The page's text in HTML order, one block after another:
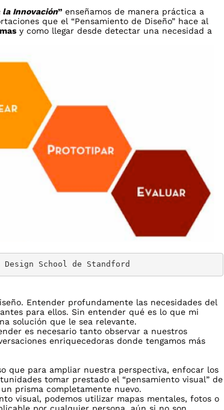
la Innovación” enseñamos de manera práctica a
que el “Pensamiento de Diseño” hace al
y como llegar desde detectar una necesidad a
School de Standford
Entender profundamente las necesidades del
para ellos. Sin entender qué es lo que mi
solución que le sea relevante.
es necesario tanto observar a nuestros
enriquecedoras donde tengamos más
que para ampliar nuestra perspectiva, enfocar los
tomar prestado el “pensamiento visual” de
prisma completamente nuevo.
visual, podemos utilizar mapas mentales, fotos o